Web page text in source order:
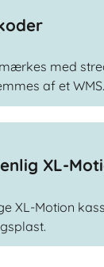
med
af et WMS.
XL-
XL-Motion